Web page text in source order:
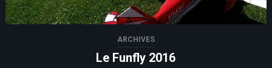
ARCHIVES
Le Funfly 2016